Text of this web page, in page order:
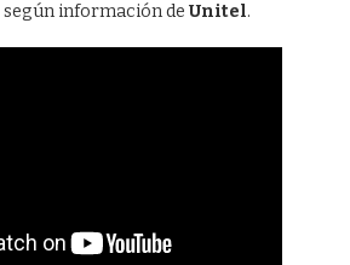
información de Unitel.